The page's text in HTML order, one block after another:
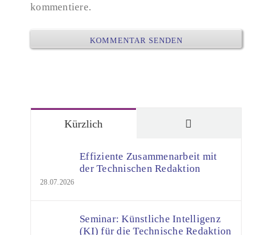
kommentiere.
Kürzlich
Effiziente Zusammenarbeit mit
der Technischen Redaktion
28.07.2026
Seminar: Künstliche Intelligenz
(KI) für die Technische Redaktion